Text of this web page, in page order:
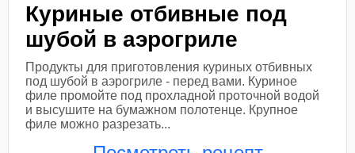
Куриные отбивные под
шубой в аэрогриле
Продукты для приготовления куриных отбивных
под шубой в аэрогриле - перед вами. Куриное
филе промойте под прохладной проточной водой
и высушите на бумажном полотенце. Крупное
филе можно разрезать...